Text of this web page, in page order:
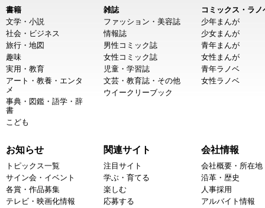
書籍
文学・小説
社会・ビジネス
旅行・地図
趣味
実用・教育
アート・教養・エンタ
メ
事典・図鑑・語学・辞
書
こども
雑誌
ファッション・美容誌
情報誌
男性コミック誌
女性コミック誌
児童・学習誌
文芸・教育誌・その他
ウイークリーブック
コミックス・ラノ
少年まんが
少女まんが
青年まんが
女性まんが
青年ラノベ
女性ラノベ
お知らせ
トピックス一覧
サイン会・イベント
各賞・作品募集
テレビ・映画化情報
関連サイト
注目サイト
学ぶ・育てる
楽しむ
応募する
会社情報
会社概要・所在地
沿革・歴史
人事採用
アルバイト情報